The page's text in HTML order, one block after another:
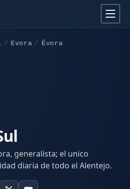
Evora
Évora
generalista; el unico
diaria de todo el Alentejo.